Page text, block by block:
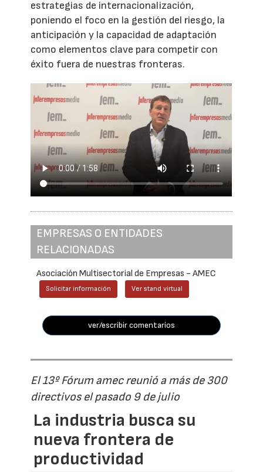
estrategias de internacionalización,
poniendo el foco en la gestión del riesgo, la
anticipación y la capacidad de adaptación
como elementos clave para competir con
éxito fuera de nuestras fronteras.
EMPRESAS O ENTIDADES
RELACIONADAS
Asociación Multisectorial de Empresas - AMEC
Solicitar información Ver stand virtual
ver/escribir comentarios
El 13º Fórum amec reunió a más de 300
directivos el pasado 9 de julio
La industria busca su
nueva frontera de
productividad